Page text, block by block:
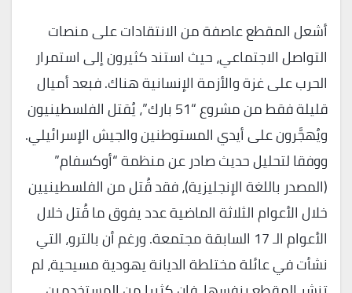
أشعل المقطع عاصفة من الانتقادات على منصات
التواصل الاجتماعي، حيث استند كثيرون إلى استمرار
الحرب على غزة والأزمة الإنسانية هناك. فبعد أميال
قليلة فقط من مشروع “51 بارك”، يُقتل الفلسطينيون
ويُهجَّرون على أيدي المستوطنين والجيش الإسرائيلي.
ووفقا لتحليل حديث صادر عن منظمة “أوكسفام”
(المصدر باللغة الإنجليزية)، فقد قُتل من الفلسطينيين
خلال الأعوام الثلاثة الماضية عدد يفوق ما قُتل خلال
الأعوام الـ 17 السابقة مجتمعة. ورغم أن بالترو، التي
نشأت في عائلة مختلطة الديانة يهودية مسيحية، لم